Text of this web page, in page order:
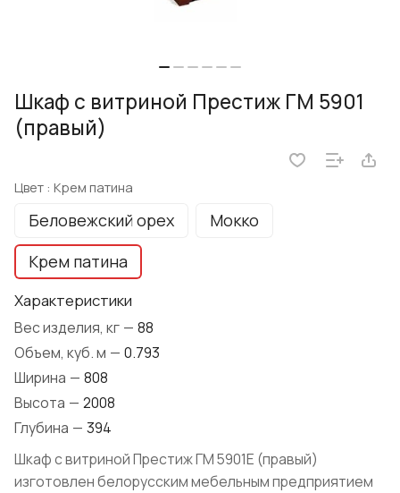
Шкаф с витриной Престиж ГМ 5901
(правый)
Цвет : Крем патина
Беловежский орех
Мокко
Крем патина
Характеристики
Вес изделия, кг — 88
Объем, куб. м — 0.793
Ширина — 808
Высота — 2008
Глубина — 394
Шкаф с витриной Престиж ГМ 5901E (правый)
изготовлен белорусским мебельным предприятием